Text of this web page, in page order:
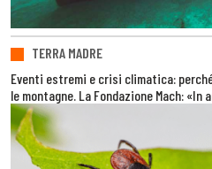
TERRA MADRE
Eventi estremi e crisi climatica:
le montagne. La Fondazione Mach: